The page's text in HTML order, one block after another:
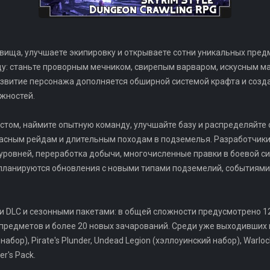
улучшаете экипировку и открываете сотни уникальных
станьте проворным мечником, свирепым варваром, искусным
персонажа дополняется обширной системой крафта и
наймите опытную команду, улучшайте базу и
рейдам и длительным походам в подземелья.
переработка добычи, многочисленные правки в боевой
обновления с новыми типами подземелий,
и сезонными пакетами: в общей сложности предусмотрено
и более 20 новых зачарований. Среди уже выходивших
Pirate's Plunder, Undead Legion (хэллоуинский набор),
Pack.